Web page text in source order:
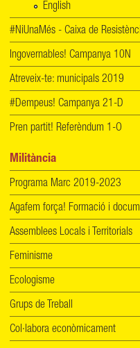
English
#NiUnaMés - Caixa de
Ingovernables! Campanya 10N
Atreveix-te: municipals 2019
#Dempeus! Campanya 21-D
Pren partit! Referèndum 1-O
Militància
Programa Marc 2019-2023
Agafem força! Formació i
Assemblees Locals i Territorials
Feminisme
Ecologisme
Grups de Treball
Col·labora econòmicament